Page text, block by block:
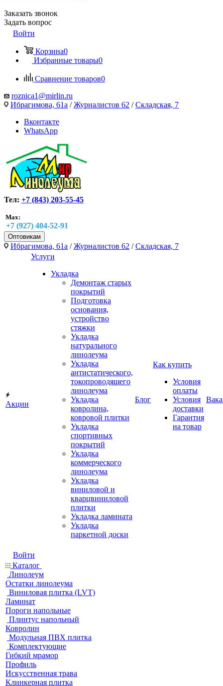
Заказать звонок
Задать вопрос
Войти
Корзина0
Избранные товары0
Сравнение товаров0
roznica1@mirlin.ru
Ибрагимова, 61а /Журналистов 62 /Складская, 7
Вконтакте
WhatsApp
Тел: +7 (843) 203-55-45
Max:
+7 (927) 404-52-91
Оптовикам
Ибрагимова, 61а /Журналистов 62 /Складская, 7
Акции
Услуги
Укладка
Демонтаж старых
покрытий
Подготовка
основания,
устройство
стяжки
Укладка
натурального
линолеума
Укладка
антистатического,
токопроводящего
линолеума
Укладка
ковролина,
ковровой плитки
Укладка
спортивных
покрытий
Укладка
коммерческого
линолеума
Укладка
виниловой и
кварцвиниловой
плитки
Укладка ламината
Укладка
паркетной доски
Блог
Как купить
Условия
оплаты
Условия
доставки
Гарантия
на товар
Войти
Каталог
Линолеум
Остатки линолеума
Виниловая плитка (LVT)
Ламинат
Пороги напольные
Плинтус напольный
Ковролин
Модульная ПВХ плитка
Комплектующие
Гибкий мрамор
Профиль
Искусственная трава
Клинкерная плитка